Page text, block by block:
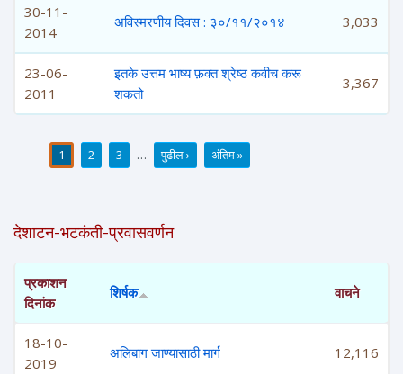
30-11-
2014
अविस्मरणीय दिवस : ३०/११/२०१४ 3,033
23-06-
2011
इतके उत्तम भाष्य फ़क्त श्रेष्ठ कवीच करू
शकतो
3,367
1 2 3 … पुढील › अंतिम »
देशाटन-भटकंती-प्रवासवर्णन
प्रकाशन
दिनांक
शिर्षक वाचने
18-10-
2019
अलिबाग जाण्यासाठी मार्ग 12,116